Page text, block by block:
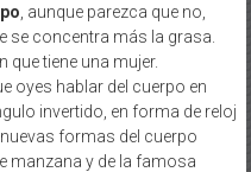
, aunque parezca que no,
se concentra más la grasa.
tiene una mujer.
oyes hablar del cuerpo en
invertido, en forma de reloj
formas del cuerpo
manzana y de la famosa